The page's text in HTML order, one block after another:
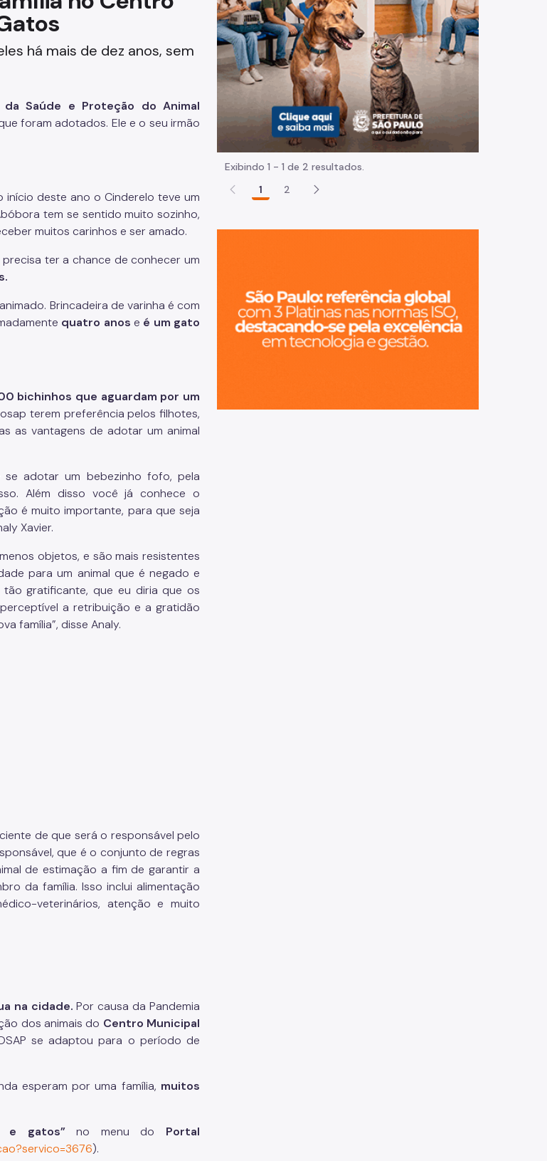
e Taxas
Milhão
e Benefícios
Normas e procedimentos
há mais de dez anos, sem
da Saúde e Proteção do Animal
foram adotados. Ele e o seu irmão
deste ano o Cinderelo teve um
tem se sentido muito sozinho,
muitos carinhos e ser amado.
ter a chance de conhecer um
Brincadeira de varinha é com
quatro anos e é um gato
bichinhos que aguardam por um
terem preferência pelos filhotes,
as vantagens de adotar um animal
adotar um bebezinho fofo, pela
Além disso você já conhece o
é muito importante, para que seja
Xavier.
objetos, e são mais resistentes
para um animal que é negado e
gratificante, que eu diria que os
a retribuição e a gratidão
família”, disse Analy.
de que será o responsável pelo
que é o conjunto de regras
de estimação a fim de garantir a
da família. Isso inclui alimentação
veterinários, atenção e muito
na cidade. Por causa da Pandemia
dos animais do Centro Municipal
se adaptou para o período de
esperam por uma família, muitos
e gatos”no menu do Portal
).
Exibindo 1 - 1 de 2 resultados.
1
2